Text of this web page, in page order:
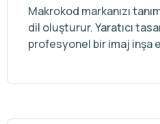
Makrokod markanızı
dil oluşturur. Yaratıcı
profesyonel bir imaj inşa